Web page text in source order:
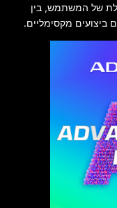
של המשתמש, בין
ביצועים מקסימליים.